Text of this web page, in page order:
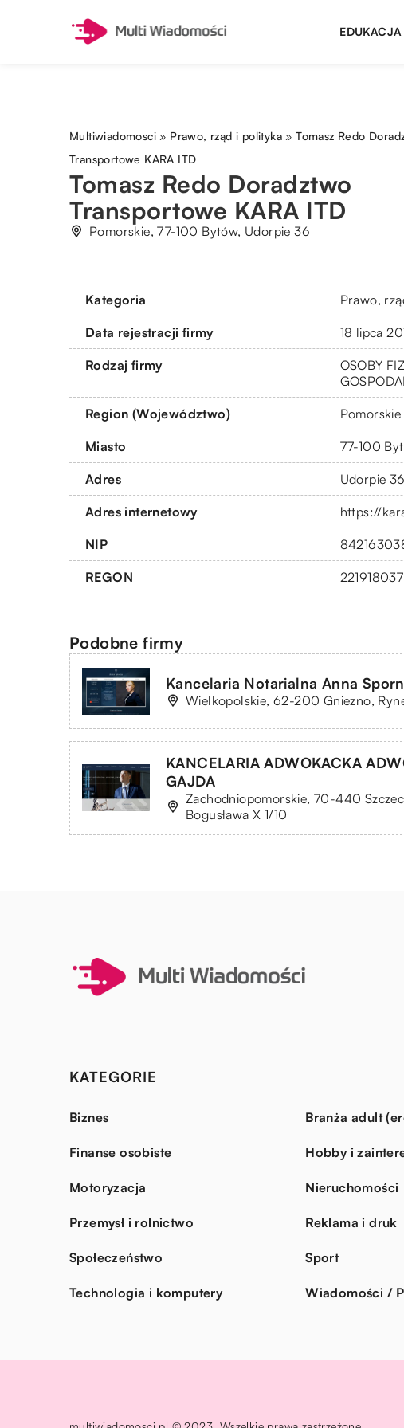
EDUKACJA
Multiwiadomosci » Prawo, rząd i polityka »Tomasz Redo
Transportowe KARA ITD
Tomasz Redo Doradztwo
Transportowe KARA ITD
Pomorskie, 77-100 Bytów, Udorpie 36
Kategoria Prawo,
Data rejestracji firmy 18 lipca
Rodzaj firmy
OSOBY
Region (Województwo) Pomorskie
Miasto 77-100
Adres Udorpie 36
Adres internetowy https://
NIP
REGON 221918037
Podobne firmy
Kancelaria Notarialna Anna
Wielkopolskie, 62-200 Gniezno,
KANCELARIA ADWOKACKA
GAJDA
Zachodniopomorskie, 70-440
Bogusława X 1/10
KATEGORIE
Biznes Branża adult
Finanse osobiste Hobby i
Motoryzacja Nieruchomości
Przemysł i rolnictwo Reklama i druk
Społeczeństwo Sport
Technologia i komputery Wiadomości /